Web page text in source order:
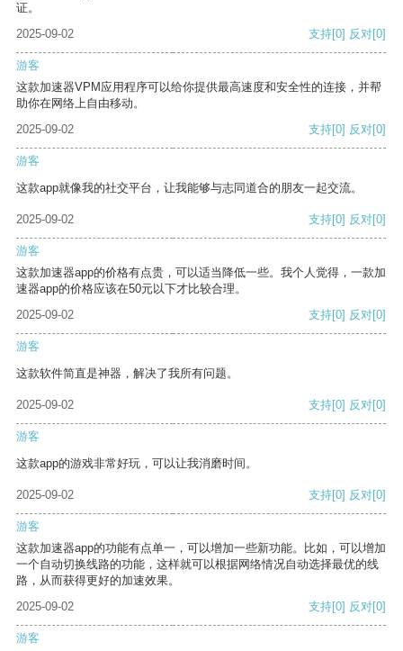
证。
2025-09-02
支持[0] 反对[0]
游客
这款加速器VPM应用程序可以给你提供最高速度和安全性的连接，并帮
助你在网络上自由移动。
2025-09-02
支持[0] 反对[0]
游客
这款app就像我的社交平台，让我能够与志同道合的朋友一起交流。
2025-09-02 支持[0] 反对[0]
游客
这款加速器app的价格有点贵，可以适当降低一些。我个人觉得，一款加
速器app的价格应该在50元以下才比较合理。
2025-09-02
支持[0] 反对[0]
游客
这款软件简直是神器，解决了我所有问题。
2025-09-02 支持[0] 反对[0]
游客
这款app的游戏非常好玩，可以让我消磨时间。
2025-09-02 支持[0] 反对[0]
游客
这款加速器app的功能有点单一，可以增加一些新功能。比如，可以增加
一个自动切换线路的功能，这样就可以根据网络情况自动选择最优的线
路，从而获得更好的加速效果。
2025-09-02
支持[0] 反对[0]
游客